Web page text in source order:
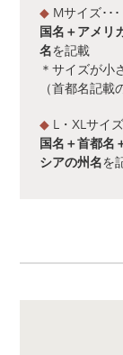
◆ Mサイズ･･･
国名＋アメリ
名を記載
＊サイズが小
（首都名記載
◆ L・XLサイ
国名＋首都名
シアの州名を